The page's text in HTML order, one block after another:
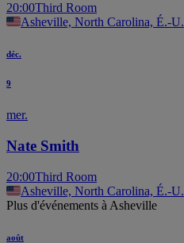
20:00Third Room
Asheville, North Carolina, É.-U.
déc.
9
mer.
Nate Smith
20:00Third Room
Asheville, North Carolina, É.-U.
Plus d'événements à Asheville
août